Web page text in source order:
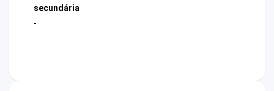
secundária
-